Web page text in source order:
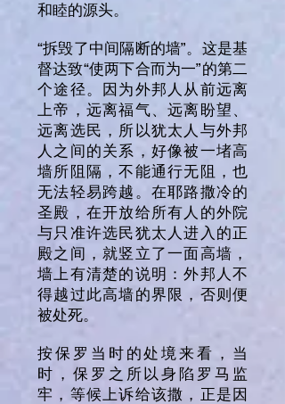
和睦的源头。
“拆毁了中间隔断的墙”。这是基
督达致“使两下合而为一”的第二
个途径。因为外邦人从前远离
上帝，远离福气、远离盼望、
远离选民，所以犹太人与外邦
人之间的关系，好像被一堵高
墙所阻隔，不能通行无阻，也
无法轻易跨越。在耶路撒冷的
圣殿，在开放给所有人的外院
与只准许选民犹太人进入的正
殿之间，就竖立了一面高墙，
墙上有清楚的说明：外邦人不
得越过此高墙的界限，否则便
被处死。
按保罗当时的处境来看，当
时，保罗之所以身陷罗马监
牢，等候上诉给该撒，正是因